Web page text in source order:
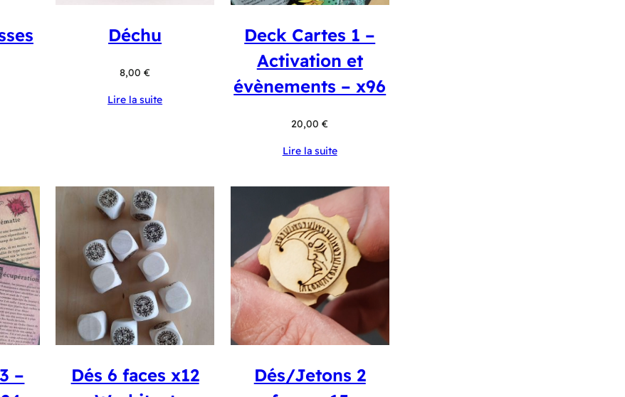
Déchu
8,00€
Lire la suite
Deck Cartes 1 –
Activation et
évènements – x96
20,00€
Lire la suite
–
Dés 6 faces x12
Dés/Jetons 2